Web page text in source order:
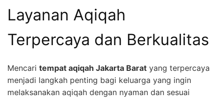
Layanan Aqiqah
Terpercaya dan Berkualitas
Mencari tempat aqiqah Jakarta Barat yang terpercaya
menjadi langkah penting bagi keluarga yang ingin
melaksanakan aqiqah dengan nyaman dan sesuai